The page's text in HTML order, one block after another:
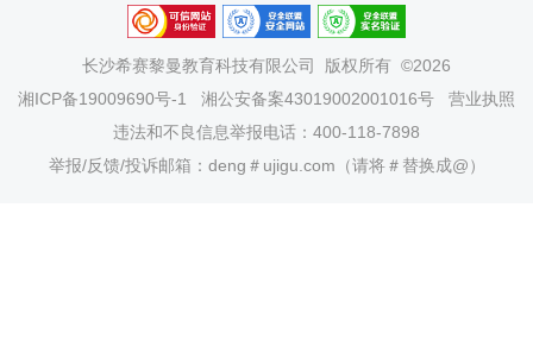
长沙希赛黎曼教育科技有限公司
版权所有 ©2026
湘ICP备19009690号-1
湘公安备案43019002001016号
营业执照
违法和不良信息举报电话：400-118-7898
举报/反馈/投诉邮箱：deng＃ujigu.com（请将＃替换成@）